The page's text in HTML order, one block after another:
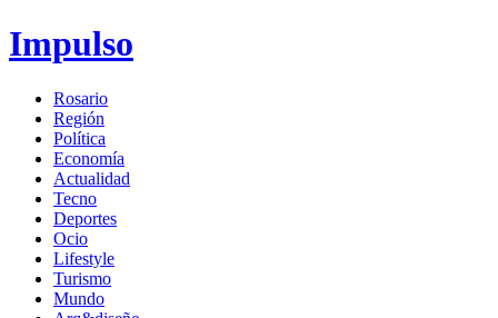
Impulso
Rosario
Región
Política
Economía
Actualidad
Tecno
Deportes
Ocio
Lifestyle
Turismo
Mundo